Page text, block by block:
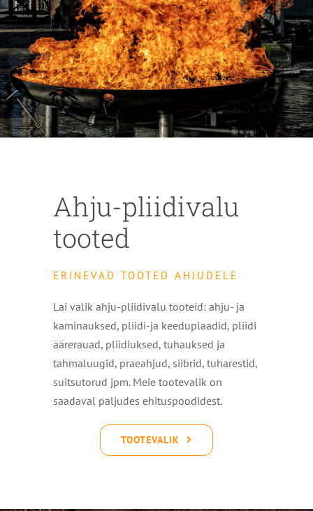
Ahju-pliidivalu
tooted
ERINEVAD TOOTED AHJUDELE
Lai valik ahju-pliidivalu tooteid: ahju- ja
kaminauksed, pliidi-ja keeduplaadid, pliidi
äärerauad, pliidiuksed, tuhauksed ja
tahmaluugid, praeahjud, siibrid, tuharestid,
suitsutorud jpm. Meie tootevalik on
saadaval paljudes ehituspoodidest.
TOOTEVALIK